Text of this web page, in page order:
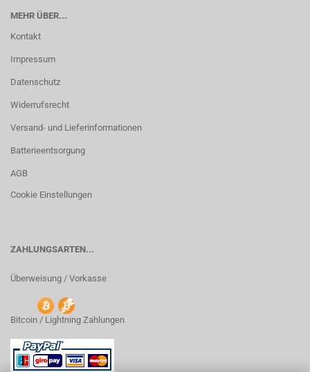
MEHR ÜBER...
Kontakt
Impressum
Datenschutz
Widerrufsrecht
Versand- und Lieferinformationen
Batterieentsorgung
AGB
Cookie Einstellungen
ZAHLUNGSARTEN...
Überweisung / Vorkasse
Bitcoin / Lightning Zahlungen